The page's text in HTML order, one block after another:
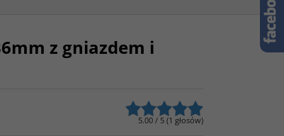
z gniazdem i
5.00 / 5 (1 głosów)